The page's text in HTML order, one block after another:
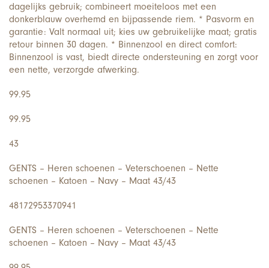
dagelijks gebruik; combineert moeiteloos met een
donkerblauw overhemd en bijpassende riem. * Pasvorm en
garantie: Valt normaal uit; kies uw gebruikelijke maat; gratis
retour binnen 30 dagen. * Binnenzool en direct comfort:
Binnenzool is vast, biedt directe ondersteuning en zorgt voor
een nette, verzorgde afwerking.
99.95
99.95
43
GENTS – Heren schoenen – Veterschoenen – Nette
schoenen – Katoen – Navy – Maat 43/43
48172953370941
GENTS – Heren schoenen – Veterschoenen – Nette
schoenen – Katoen – Navy – Maat 43/43